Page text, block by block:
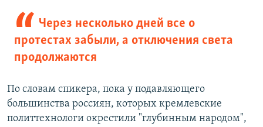
Через несколько дней все о
протестах забыли, а отключения света
продолжаются
По словам спикера, пока у подавляющего
большинства россиян, которых кремлевские
политтехнологи окрестили "глубинным народом",